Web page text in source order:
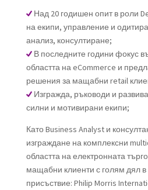
Над 20 годишен опит в роли
на екипи, управление и
анализ, консултиране;
В последните години фокус
областта на eCommerce и
решения за мащабни retail
Изгражда, ръководи и
силни и мотивирани екипи;
Като Business Analyst и
изграждане на комплексни
областта на електронната
мащабни клиенти с голям дял в
присъствие: Philip Morris